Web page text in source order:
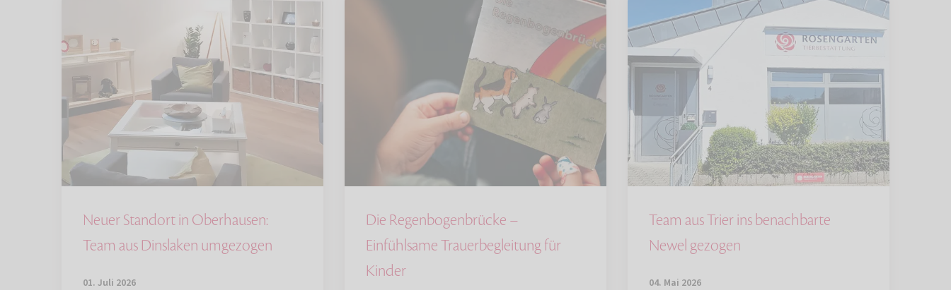
Neuer Standort in Oberhausen:
Team aus Dinslaken umgezogen
01. Juli 2026
Die Regenbogenbrücke –
Einfühlsame Trauerbegleitung für
Kinder
Team aus Trier ins benachbarte
Newel gezogen
04. Mai 2026